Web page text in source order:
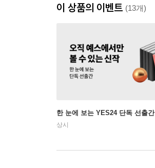
이 상품의 이벤트 (13개)
한 눈에 보는 YES24 단독 선출간
상시